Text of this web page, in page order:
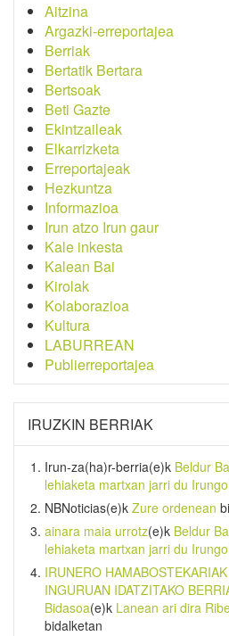
Aitzina
Argazki-erreportajea
Berriak
Bertatik Bertara
Bertsoak
Beti Gazte
Ekintzaileak
Elkarrizketa
Erreportajeak
Hezkuntza
Informazioa
Irun atzo Irun gaur
Kale inkesta
Kalean Bai
Kirolak
Kolaborazioa
Kultura
LABURREAN
Publierreportajea
IRUZKIN BERRIAK
Irun-za(ha)r-berria(e)k Beldur
lehiaketa martxan jarri du
NBNoticias(e)k Zure ordenean
ainara maia urrotz(e)k Beldur
lehiaketa martxan jarri du
IRUNERO
INGURUAN IDATZITAKO
Bidasoa(e)k Lanean ari dira
bidalketan